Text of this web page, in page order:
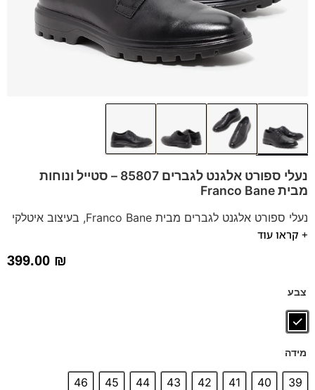
נעלי ספורט אלגנט לגברים 85807 – סטייל ונוחות
מבית Franco Bane
נעלי ספורט אלגנט לגברים מבית Franco Bane, בעיצוב איטלקי
קלאסי. הנעליים עשויות עור משובח עם סולית טרקטור רכה
+ קראו עוד
399.00 ₪
צבע
מידה
39
40
41
42
43
44
45
46